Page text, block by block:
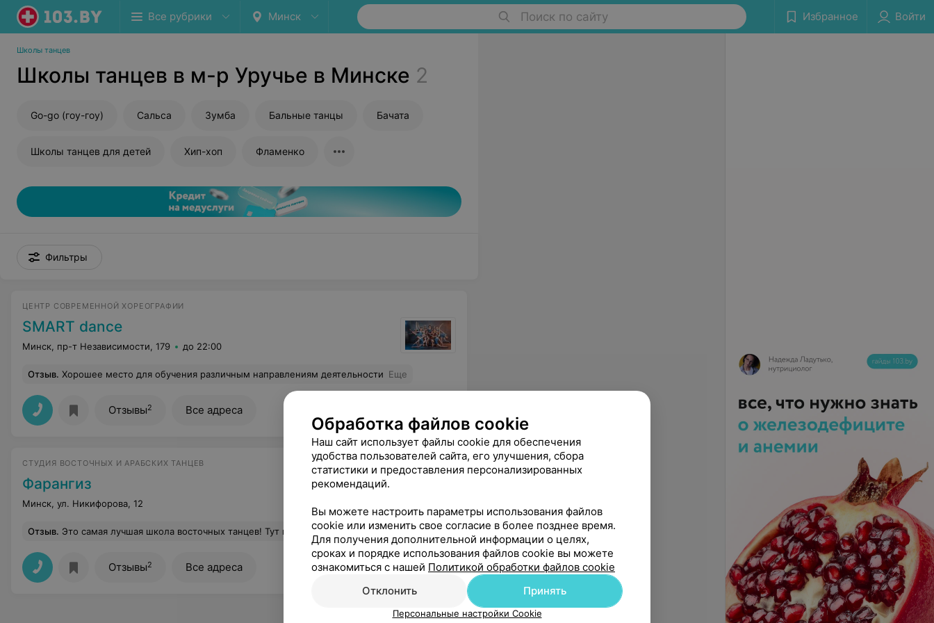
Все рубрики Минск Поиск по сайту Избранное Войти
Школы танцев
Школы танцев в м-р Уручье в Минске 2
Go-go (гоу-гоу) Сальса Зумба Бальные танцы Бачата
Школы танцев для детей Хип-хоп Фламенко
Фильтры
ЦЕНТР СОВРЕМЕННОЙ ХОРЕОГРАФИИ
SMART dance
Минск, пр-т Независимости, 179 до 22:00
Отзыв. Хорошее место для обучения различным направлениям деятельности Еще
Отзывы2 Все адреса
СТУДИЯ ВОСТОЧНЫХ И АРАБСКИХ ТАНЦЕВ
Фарангиз
Минск, ул. Никифорова, 12
Отзыв. Это самая лучшая школа восточных танцев! Тут нет ограничений по возрасту, весу, по рабочему графику. Очень много хороших, талантливых педагогов. Все занятия проходят так увлекательно, что время пролетает незаметно. Педагоги всегда нацелены на результат своих учеников, а не на собственное самолюбование. Все очень дружелюбные, отзывчивые. Это настоящая семья. Помимо огромного количества вечеринок мы всегда находим возможность вместе провести время в кафе, на шоппинге и просто на прогулке. Рекомендую! Еще
Отзывы2 Все адреса
Обработка файлов cookie
Наш сайт использует файлы cookie для обеспечения
удобства пользователей сайта, его улучшения, сбора
статистики и предоставления персонализированных
рекомендаций.
Вы можете настроить параметры использования файлов
cookie или изменить свое согласие в более позднее время.
Для получения дополнительной информации о целях,
сроках и порядке использования файлов cookie вы можете
ознакомиться с нашей Политикой обработки файлов cookie
Отклонить
Принять
Персональные настройки Cookie